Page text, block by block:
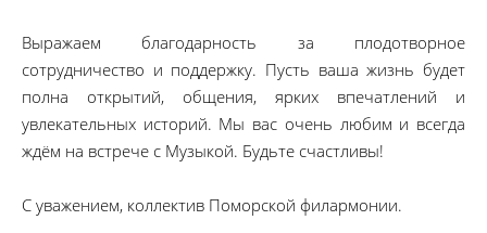
Выражаем благодарность за плодотворное
сотрудничество и поддержку. Пусть ваша жизнь будет
полна открытий, общения, ярких впечатлений и
увлекательных историй. Мы вас очень любим и всегда
ждём на встрече с Музыкой. Будьте счастливы!
С уважением, коллектив Поморской филармонии.